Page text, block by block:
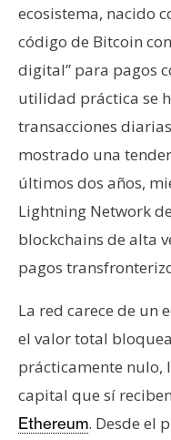
ecosistema, nacido
código de Bitcoin
digital” para pagos
utilidad práctica se
transacciones
mostrado una
últimos dos años,
Lightning Network de
blockchains de alta
pagos
La red carece de un
el valor total
prácticamente nulo,
capital que sí reciben
Ethereum. Desde el